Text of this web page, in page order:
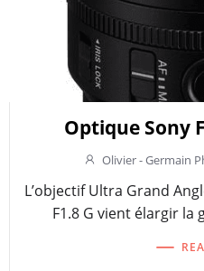
Optique Sony
Olivier - Germain
L’objectif Ultra Grand
F1.8 G vient élargir la